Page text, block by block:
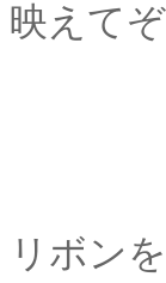
映えて
口づ
リボン